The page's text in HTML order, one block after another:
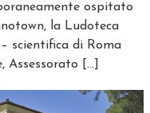
ospitato
la Ludoteca
scientifica di Roma
Assessorato […]